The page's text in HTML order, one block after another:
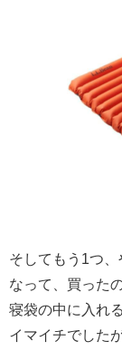
そしてもう1つ
なって、買った
寝袋の中に入れ
イマイチでした